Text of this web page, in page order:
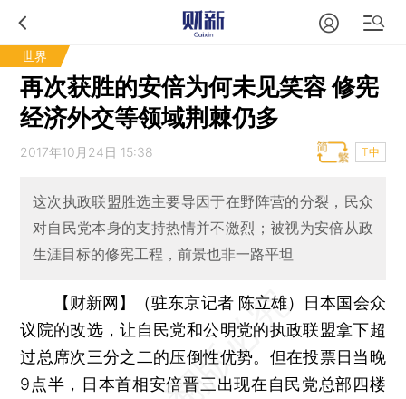
世界
再次获胜的安倍为何未见笑容 修宪
经济外交等领域荆棘仍多
2017年10月24日 15:38 T中
这次执政联盟胜选主要导因于在野阵营的分裂，民众
对自民党本身的支持热情并不激烈；被视为安倍从政
生涯目标的修宪工程，前景也非一路平坦
【财新网】（驻东京记者 陈立雄）
日本国会众
议院的改选，让自民党和公明党的执政联盟拿下超
过总席次三分之二的压倒性优势。但在投票日当晚
9点半，日本首相安倍晋三出现在自民党总部四楼